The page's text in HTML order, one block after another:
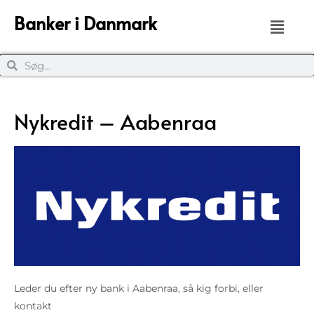
Banker i Danmark
Nykredit – Aabenraa
Leder du efter ny bank i Aabenraa, så kig forbi, eller
kontakt